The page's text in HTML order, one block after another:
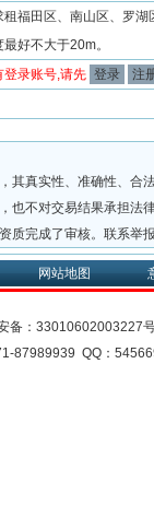
租福田区、南山区、罗
好不大于20m。
登录账号,请先 登录 注
其真实性、准确性、合
也不对交易结果承担法
质完成了审核。联系举
网站地图
备： 33010602003227
87989939 QQ：